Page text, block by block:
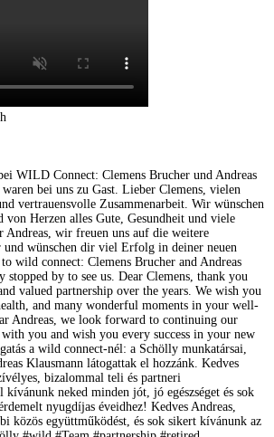
WILD Connect: Clemens Brucher und Andreas
bei uns zu Gast. Lieber Clemens, vielen
vertrauensvolle Zusammenarbeit. Wir wünschen
von Herzen alles Gute, Gesundheit und viele
Andreas, wir freuen uns auf die weitere
wünschen dir viel Erfolg in deiner neuen
wild connect: Clemens Brucher and Andreas
by to see us. Dear Clemens, thank you
valued partnership over the years. We wish you
and many wonderful moments in your well-
Andreas, we look forward to continuing our
you and wish you every success in your new
a wild connect-nél: a Schölly munkatársai,
Klausmann látogattak el hozzánk. Kedves
bizalommal teli és partneri
neked minden jót, jó egészséget és sok
nyugdíjas éveidhez! Kedves Andreas,
közös együttműködést, és sok sikert kívánunk az